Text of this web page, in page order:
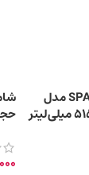
شامپو بدن با آب گرم SPA مدل
حجم 520